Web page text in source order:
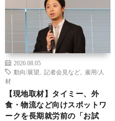
2026.08.05
動向/展望
記者会見など
雇用/人
材
【現地取材】タイミー、外
食・物流など向けスポットワ
ークを長期就労前の「お試